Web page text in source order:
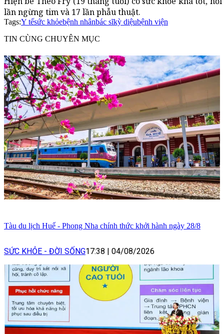
lần ngừng tim và 17 lần phẫu thuật.
Tags:Y tếsức khỏebệnh nhânbác sĩkỳ diệubệnh viện
TIN CÙNG CHUYÊN MỤC
Tàu du lịch Huế - Phong Nha chính thức khởi hành ngày 28/8
SỨC KHỎE - ĐỜI SỐNG17:38 | 04/08/2026